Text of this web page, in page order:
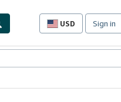
USD
Site
preferences
Sign in